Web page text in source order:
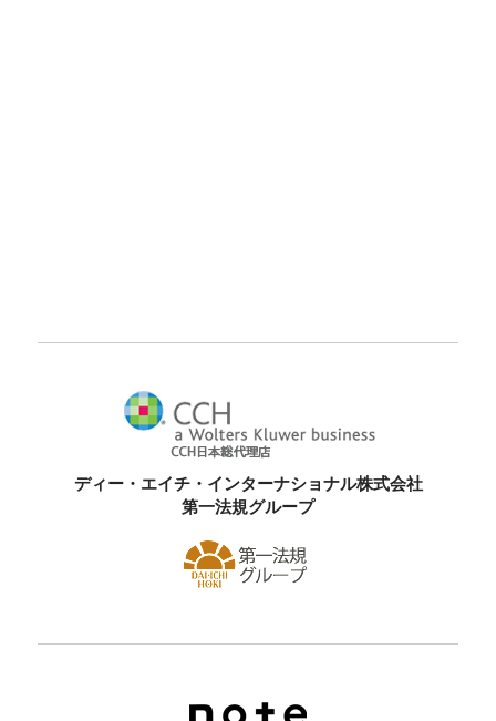
ディー・エイチ・インターナショナル株式会社
第一法規グループ